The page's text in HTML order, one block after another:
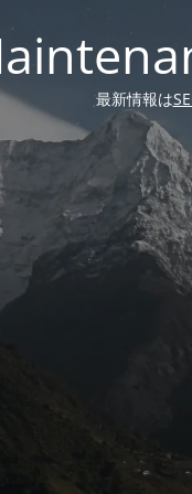
最新情報は